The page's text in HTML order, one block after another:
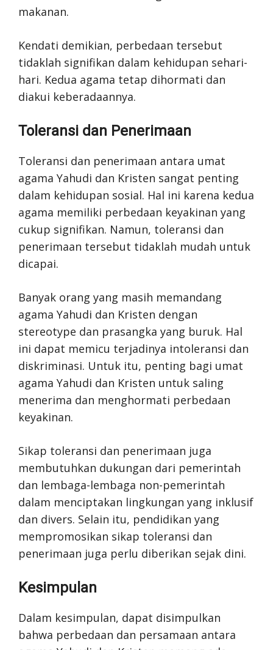
makanan.
Kendati demikian, perbedaan tersebut
tidaklah signifikan dalam kehidupan sehari-
hari. Kedua agama tetap dihormati dan
diakui keberadaannya.
Toleransi dan Penerimaan
Toleransi dan penerimaan antara umat
agama Yahudi dan Kristen sangat penting
dalam kehidupan sosial. Hal ini karena kedua
agama memiliki perbedaan keyakinan yang
cukup signifikan. Namun, toleransi dan
penerimaan tersebut tidaklah mudah untuk
dicapai.
Banyak orang yang masih memandang
agama Yahudi dan Kristen dengan
stereotype dan prasangka yang buruk. Hal
ini dapat memicu terjadinya intoleransi dan
diskriminasi. Untuk itu, penting bagi umat
agama Yahudi dan Kristen untuk saling
menerima dan menghormati perbedaan
keyakinan.
Sikap toleransi dan penerimaan juga
membutuhkan dukungan dari pemerintah
dan lembaga-lembaga non-pemerintah
dalam menciptakan lingkungan yang inklusif
dan divers. Selain itu, pendidikan yang
mempromosikan sikap toleransi dan
penerimaan juga perlu diberikan sejak dini.
Kesimpulan
Dalam kesimpulan, dapat disimpulkan
bahwa perbedaan dan persamaan antara